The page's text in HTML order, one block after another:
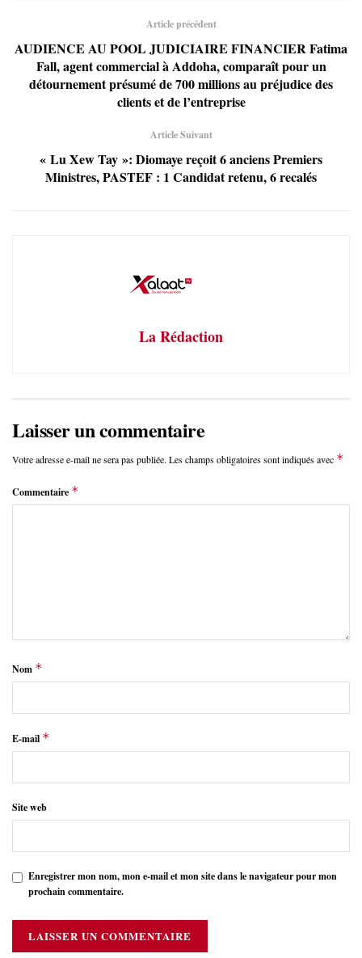
Article précédent
AUDIENCE AU POOL JUDICIAIRE FINANCIER Fatima
Fall, agent commercial à Addoha, comparaît pour un
détournement présumé de 700 millions au préjudice des
clients et de l’entreprise
Article Suivant
« Lu Xew Tay »: Diomaye reçoit 6 anciens Premiers
Ministres, PASTEF : 1 Candidat retenu, 6 recalés
La Rédaction
Laisser un commentaire
Votre adresse e-mail ne sera pas publiée. Les champs obligatoires sont indiqués avec *
Commentaire *
Nom *
E-mail *
Site web
Enregistrer mon nom, mon e-mail et mon site dans le navigateur pour mon
prochain commentaire.